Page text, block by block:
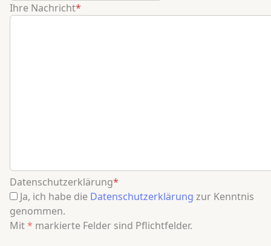
Ihre Nachricht*
Datenschutzerklärung*
Ja, ich habe die Datenschutzerklärung zur Kenntnis
genommen.
Mit* markierte Felder sind Pflichtfelder.